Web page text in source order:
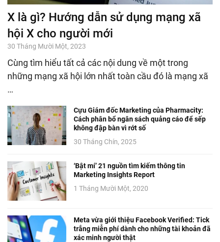
X là gì? Hướng dẫn sử dụng mạng xã
hội X cho người mới
30 Tháng Mười Một, 2023
Cùng tìm hiểu tất cả các nội dung về một trong
những mạng xã hội lớn nhất toàn cầu đó là mạng xã
…
Cựu Giám đốc Marketing của Pharmacity:
Cách phân bổ ngân sách quảng cáo để sếp
không đập bàn vì rớt số
30 Tháng Chín, 2025
‘Bật mí’ 21 nguồn tìm kiếm thông tin
Marketing Insights Report
1 Tháng Mười Một, 2020
Meta vừa giới thiệu Facebook Verified: Tick
trắng miễn phí dành cho những tài khoản đã
xác minh người thật